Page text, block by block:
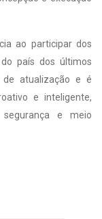
ao participar dos
país dos últimos
de atualização e é
e inteligente,
e meio